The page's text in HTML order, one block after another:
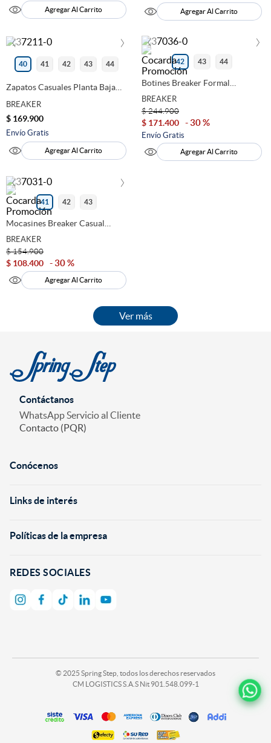
Agregar Al Carrito Agregar Al Carrito
‹ ›
40 41 42 43 44
Zapatos Casuales Planta Baja
BREAKER
$ 169.900
Envío Gratis
Agregar Al Carrito
‹ ›
42 43 44
Botines Breaker Formal
BREAKER
$ 244.900
$ 171.400 30 %
Envío Gratis
Agregar Al Carrito
‹ ›
41 42 43
Mocasines Breaker Casual
BREAKER
$ 154.900
$ 108.400 30 %
Agregar Al Carrito
Contáctanos
WhatsApp Servicio al Cliente
Contacto (PQR)
Conócenos
Links de interés
Políticas de la empresa
REDES SOCIALES
© 2025 Spring Step, todos los derechos reservados
CM LOGISTICS S.A.S Nit 901.548.099-1